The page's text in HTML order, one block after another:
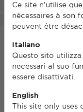
Ce site n’utilise
nécessaires à son
peuvent être
Italiano
Questo sito
necessari al suo
essere disattivati.
English
This site only uses